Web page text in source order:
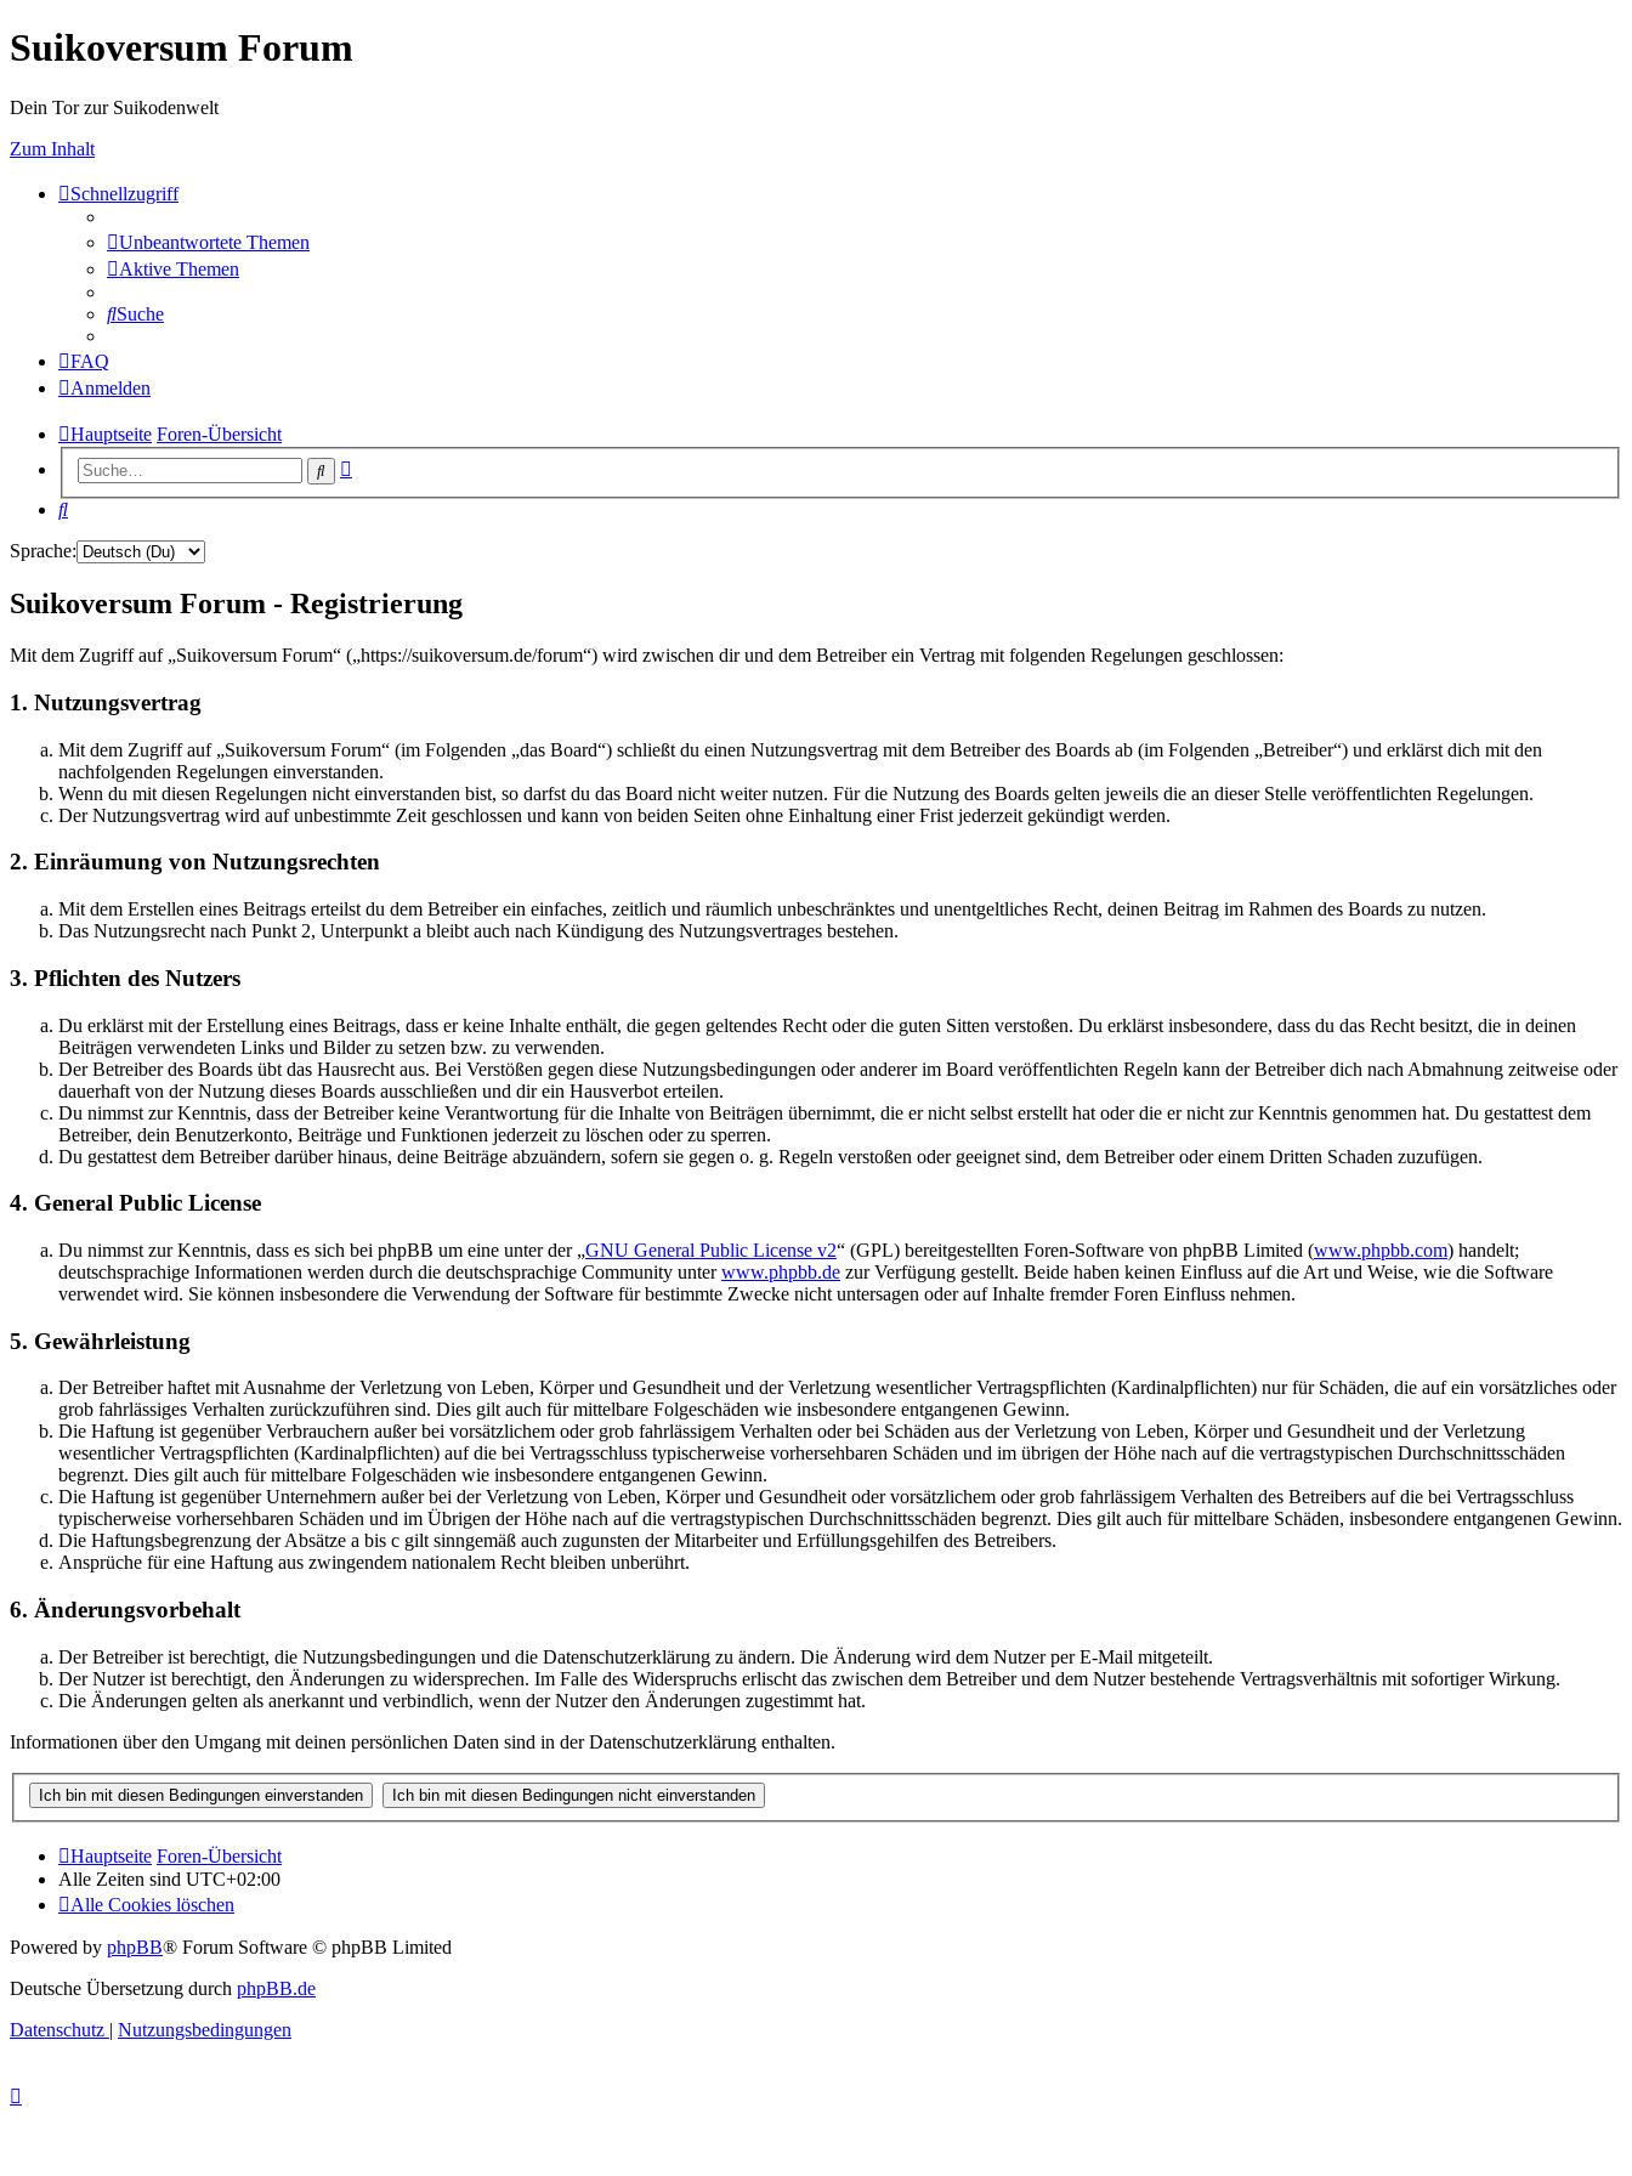
Suikoversum Forum
Dein Tor zur Suikodenwelt
Zum Inhalt
Schnellzugriff
Unbeantwortete Themen
Aktive Themen
Suche
FAQ
Anmelden
Hauptseite Foren-Übersicht
Suche
Suche
Sprache:
Suikoversum Forum - Registrierung
Mit dem Zugriff auf „Suikoversum Forum“ („https://suikoversum.de/forum“) wird zwischen dir und dem Betreiber ein Vertrag mit folgenden Regelungen geschlossen:
1. Nutzungsvertrag
Mit dem Zugriff auf „Suikoversum Forum“ (im Folgenden „das Board“) schließt du einen Nutzungsvertrag mit dem Betreiber des Boards ab (im Folgenden „Betreiber“) und erklärst dich mit den
nachfolgenden Regelungen einverstanden.
Wenn du mit diesen Regelungen nicht einverstanden bist, so darfst du das Board nicht weiter nutzen. Für die Nutzung des Boards gelten jeweils die an dieser Stelle veröffentlichten Regelungen.
Der Nutzungsvertrag wird auf unbestimmte Zeit geschlossen und kann von beiden Seiten ohne Einhaltung einer Frist jederzeit gekündigt werden.
2. Einräumung von Nutzungsrechten
Mit dem Erstellen eines Beitrags erteilst du dem Betreiber ein einfaches, zeitlich und räumlich unbeschränktes und unentgeltliches Recht, deinen Beitrag im Rahmen des Boards zu nutzen.
Das Nutzungsrecht nach Punkt 2, Unterpunkt a bleibt auch nach Kündigung des Nutzungsvertrages bestehen.
3. Pflichten des Nutzers
Du erklärst mit der Erstellung eines Beitrags, dass er keine Inhalte enthält, die gegen geltendes Recht oder die guten Sitten verstoßen. Du erklärst insbesondere, dass du das Recht besitzt, die in deinen
Beiträgen verwendeten Links und Bilder zu setzen bzw. zu verwenden.
Der Betreiber des Boards übt das Hausrecht aus. Bei Verstößen gegen diese Nutzungsbedingungen oder anderer im Board veröffentlichten Regeln kann der Betreiber dich nach Abmahnung zeitweise oder
dauerhaft von der Nutzung dieses Boards ausschließen und dir ein Hausverbot erteilen.
Du nimmst zur Kenntnis, dass der Betreiber keine Verantwortung für die Inhalte von Beiträgen übernimmt, die er nicht selbst erstellt hat oder die er nicht zur Kenntnis genommen hat. Du gestattest dem
Betreiber, dein Benutzerkonto, Beiträge und Funktionen jederzeit zu löschen oder zu sperren.
Du gestattest dem Betreiber darüber hinaus, deine Beiträge abzuändern, sofern sie gegen o. g. Regeln verstoßen oder geeignet sind, dem Betreiber oder einem Dritten Schaden zuzufügen.
4. General Public License
Du nimmst zur Kenntnis, dass es sich bei phpBB um eine unter der „GNU General Public License v2“ (GPL) bereitgestellten Foren-Software von phpBB Limited (www.phpbb.com) handelt;
deutschsprachige Informationen werden durch die deutschsprachige Community unterwww.phpbb.de zur Verfügung gestellt. Beide haben keinen Einfluss auf die Art und Weise, wie die Software
verwendet wird. Sie können insbesondere die Verwendung der Software für bestimmte Zwecke nicht untersagen oder auf Inhalte fremder Foren Einfluss nehmen.
5. Gewährleistung
Der Betreiber haftet mit Ausnahme der Verletzung von Leben, Körper und Gesundheit und der Verletzung wesentlicher Vertragspflichten (Kardinalpflichten) nur für Schäden, die auf ein vorsätzliches oder
grob fahrlässiges Verhalten zurückzuführen sind. Dies gilt auch für mittelbare Folgeschäden wie insbesondere entgangenen Gewinn.
Die Haftung ist gegenüber Verbrauchern außer bei vorsätzlichem oder grob fahrlässigem Verhalten oder bei Schäden aus der Verletzung von Leben, Körper und Gesundheit und der Verletzung
wesentlicher Vertragspflichten (Kardinalpflichten) auf die bei Vertragsschluss typischerweise vorhersehbaren Schäden und im übrigen der Höhe nach auf die vertragstypischen Durchschnittsschäden
begrenzt. Dies gilt auch für mittelbare Folgeschäden wie insbesondere entgangenen Gewinn.
Die Haftung ist gegenüber Unternehmern außer bei der Verletzung von Leben, Körper und Gesundheit oder vorsätzlichem oder grob fahrlässigem Verhalten des Betreibers auf die bei Vertragsschluss
typischerweise vorhersehbaren Schäden und im Übrigen der Höhe nach auf die vertragstypischen Durchschnittsschäden begrenzt. Dies gilt auch für mittelbare Schäden, insbesondere entgangenen Gewinn.
Die Haftungsbegrenzung der Absätze a bis c gilt sinngemäß auch zugunsten der Mitarbeiter und Erfüllungsgehilfen des Betreibers.
Ansprüche für eine Haftung aus zwingendem nationalem Recht bleiben unberührt.
6. Änderungsvorbehalt
Der Betreiber ist berechtigt, die Nutzungsbedingungen und die Datenschutzerklärung zu ändern. Die Änderung wird dem Nutzer per E-Mail mitgeteilt.
Der Nutzer ist berechtigt, den Änderungen zu widersprechen. Im Falle des Widerspruchs erlischt das zwischen dem Betreiber und dem Nutzer bestehende Vertragsverhältnis mit sofortiger Wirkung.
Die Änderungen gelten als anerkannt und verbindlich, wenn der Nutzer den Änderungen zugestimmt hat.
Informationen über den Umgang mit deinen persönlichen Daten sind in der Datenschutzerklärung enthalten.
Hauptseite Foren-Übersicht
Alle Zeiten sind UTC+02:00
Alle Cookies löschen
Powered by phpBB® Forum Software © phpBB Limited
Deutsche Übersetzung durch phpBB.de
Datenschutz | Nutzungsbedingungen